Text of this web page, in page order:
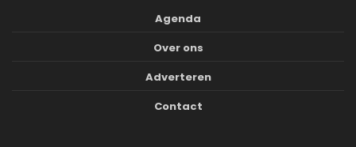
Agenda
Over ons
Adverteren
Contact